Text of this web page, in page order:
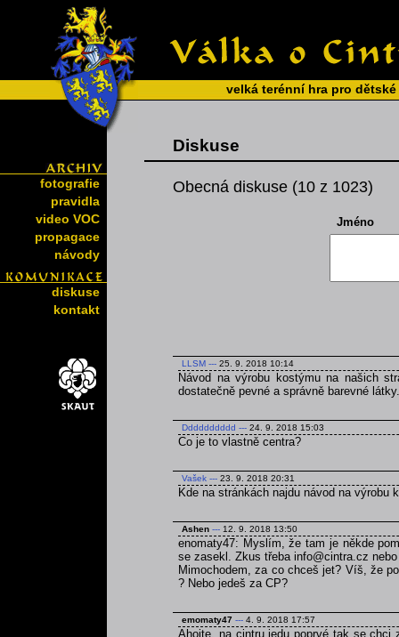
velká terénní hra pro
fotografie
pravidla
video VOC
propagace
návody
diskuse
kontakt
Diskuse
Obecná diskuse (10 z 1023)
Jméno
LLSM --- 25. 9. 2018 10:14
Návod na výrobu kostýmu na našich
dostatečně pevné a správně barevné látky.
Dddddddddd --- 24. 9. 2018 15:03
Co je to vlastně centra?
Vašek --- 23. 9. 2018 20:31
Kde na stránkách najdu návod na výrobu
Ashen --- 12. 9. 2018 13:50
enomaty47: Myslím, že tam je někde
se zasekl. Zkus třeba info@cintra.cz
Mimochodem, za co chceš jet? Víš, že
? Nebo jedeš za CP?
emomaty47 --- 4. 9. 2018 17:57
Ahojte, na cintru jedu poprvé tak se chci